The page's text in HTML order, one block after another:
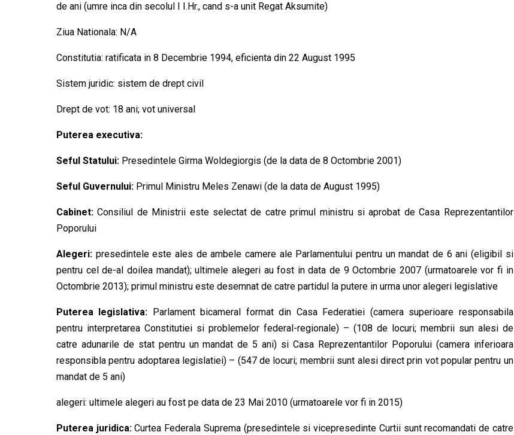
de ani (umre inca din secolul I I.Hr., cand s-a unit Regat Aksumite)
Ziua Nationala: N/A
Constitutia: ratificata in 8 Decembrie 1994, eficienta din 22 August 1995
Sistem juridic: sistem de drept civil
Drept de vot: 18 ani; vot universal
Puterea executiva:
Seful Statului: Presedintele Girma Woldegiorgis (de la data de 8 Octombrie 2001)
Seful Guvernului: Primul Ministru Meles Zenawi (de la data de August 1995)
Cabinet: Consiliul de Ministrii este selectat de catre primul ministru si aprobat de Casa Reprezentantilor
Poporului
Alegeri: presedintele este ales de ambele camere ale Parlamentului pentru un mandat de 6 ani (eligibil si
pentru cel de-al doilea mandat); ultimele alegeri au fost in data de 9 Octombrie 2007 (urmatoarele vor fi in
Octombrie 2013); primul ministru este desemnat de catre partidul la putere in urma unor alegeri legislative
Puterea legislativa: Parlament bicameral format din Casa Federatiei (camera superioare responsabila
pentru interpretarea Constitutiei si problemelor federal-regionale) – (108 de locuri; membrii sun alesi de
catre adunarile de stat pentru un mandat de 5 ani) si Casa Reprezentantilor Poporului (camera inferioara
responsibla pentru adoptarea legislatiei) – (547 de locuri; membrii sunt alesi direct prin vot popular pentru un
mandat de 5 ani)
alegeri: ultimele alegeri au fost pe data de 23 Mai 2010 (urmatoarele vor fi in 2015)
Puterea juridica:Curtea Federala Suprema (presedintele si vicepresedinte Curtii sunt recomandati de catre